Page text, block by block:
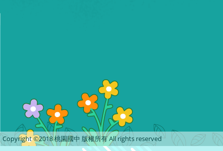
Copyright ©2018 桃園國中 版權所有 All rights reserved